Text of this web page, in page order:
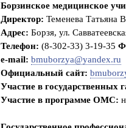
г
р
ж
д
н
и
н
у
Ф
Борзинское медицинское
Директор: Теменева Татьяна
Адрес: Борзя, ул.
Телефон: (8-302-33) 3-19-35
e-mail: bmuborzya@yandex.ru
Официальный сайт:
Участие в государственных
Участие в программе ОМС: